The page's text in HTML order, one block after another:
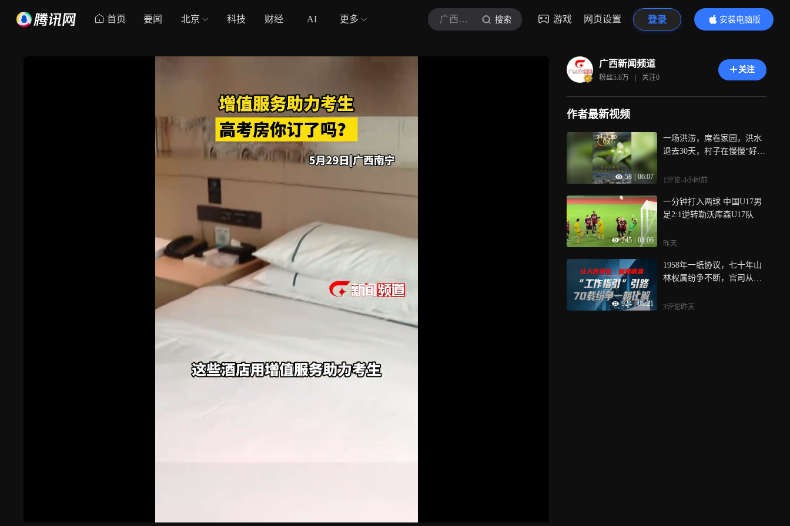
首页 要闻 北京 科技 财经 AI 更多 广西新闻频道 搜索 游戏 网页设置 登录
安装电脑版
内容更精彩
广西新闻频道
粉丝5.8万 | 关注0
关注
作者最新视频
58 06:07
一场洪涝，席卷家园，洪水
退去30天，村子在慢慢“好起
1评论-4小时前
245 01:06
一分钟打入两球 中国U17男
足2:1逆转勒沃库森U17队
昨天
924 | 08:21
1958年一纸协议，七十年山
林权属纷争不断，官司从基
下，另一地争议又起，今
3评论昨天